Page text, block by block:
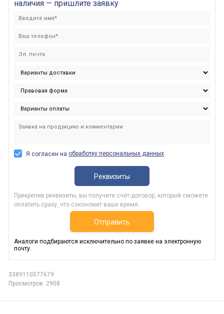
наличия — пришлите заявку
Я согласен на обработку персональных данных
Реквизиты
Прикрепив реквизиты, вы получите счет-договор, который сможете
оплатить сразу, что сэкономит ваше время.
Отправить
Аналоги подбираются исключительно по заявке на электронную
почту.
3389110577679
Просмотров: 2908